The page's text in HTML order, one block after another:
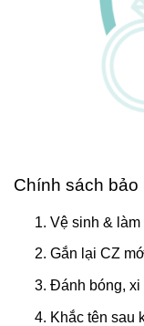
Chính sách bảo
Vệ sinh &
Gắn lại CZ
Đánh bóng, xi
Khắc tên sau